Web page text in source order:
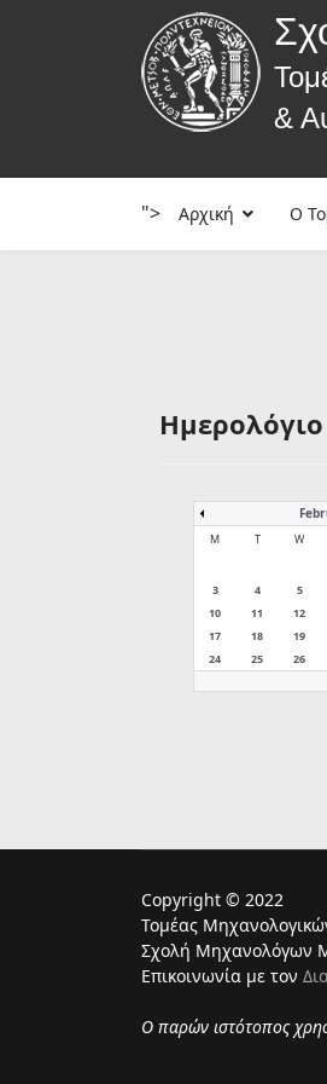
&
">
Αρχική Ο
M T W
3
4 5
10
11 12
17
18 19
24
25 26
Copyright © 2022
Τομέας
Σχολή Μηχανολόγων
Επικοινωνία με τον
Ο παρών ιστότοπος